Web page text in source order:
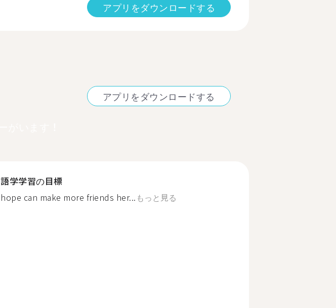
アプリをダウンロードする
アプリをダウンロードする
語学学習の目標
hope can make more friends her... もっと見る